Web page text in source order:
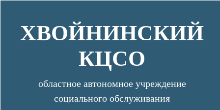
contentХВОЙНИНСКИЙ
КЦСО
областное автономное учреждение
социального обслуживания